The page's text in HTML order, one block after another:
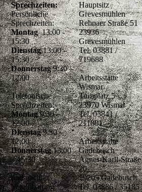
Sprechzeiten:
Persönliche
Sprechzeiten:
Montag13:00 -
15:30
Dienstag13:00 –
15:30
Donnerstag9:30 –
12.00
Telefonische
Sprechzeiten:
Montag9:30 –
12:00
Dienstag9:30 –
12:00
Donnerstag13:00
– 15:30
und nach
Vereinbarung
Hauptsitz
Grevesmühlen
Rehnaer Straße 51
23936
Grevesmühlen
Tel. 03881 /
719688
Arbeitsstätte
Wismar
Turnplatz 5
23970 Wismar
Tel. 03841 /
211881
Arbeitsstätte
Gadebusch
Agnes-Karll-Straße
20
19205 Gadebusch
Tel. 03886 / 35185